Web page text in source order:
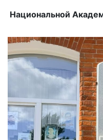
Национальной